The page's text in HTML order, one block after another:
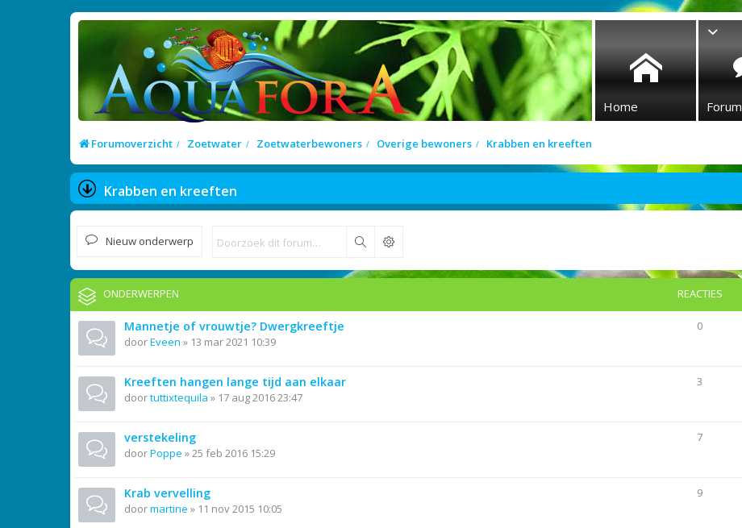
Home Forum
Forumoverzicht Zoetwater Zoetwaterbewoners Overige bewoners Krabben en kreeften
Krabben en kreeften
Nieuw onderwerp Zoek
ONDERWERPEN REACTIES
Mannetje of vrouwtje? Dwergkreeftje
doorEveen » 13 mar 2021 10:39
0
Kreeften hangen lange tijd aan elkaar
doortuttixtequila » 17 aug 2016 23:47
3
verstekeling
doorPoppe »25 feb 2016 15:29
7
Krab vervelling
doormartine » 11 nov 2015 10:05
9